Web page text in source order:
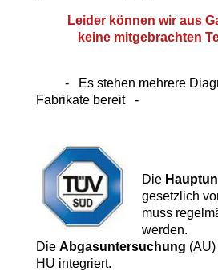
Leider können wir aus
keine mitgebrachten
- Es stehen mehrere
Fabrikate bereit -
Die
gesetzlich
muss
werden.
Die Abgasuntersuchung
HU integriert.